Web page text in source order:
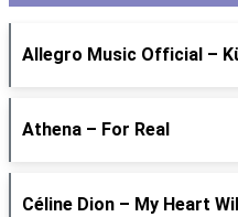
Allegro Music Official –
Athena – For Real
Céline Dion – My Heart